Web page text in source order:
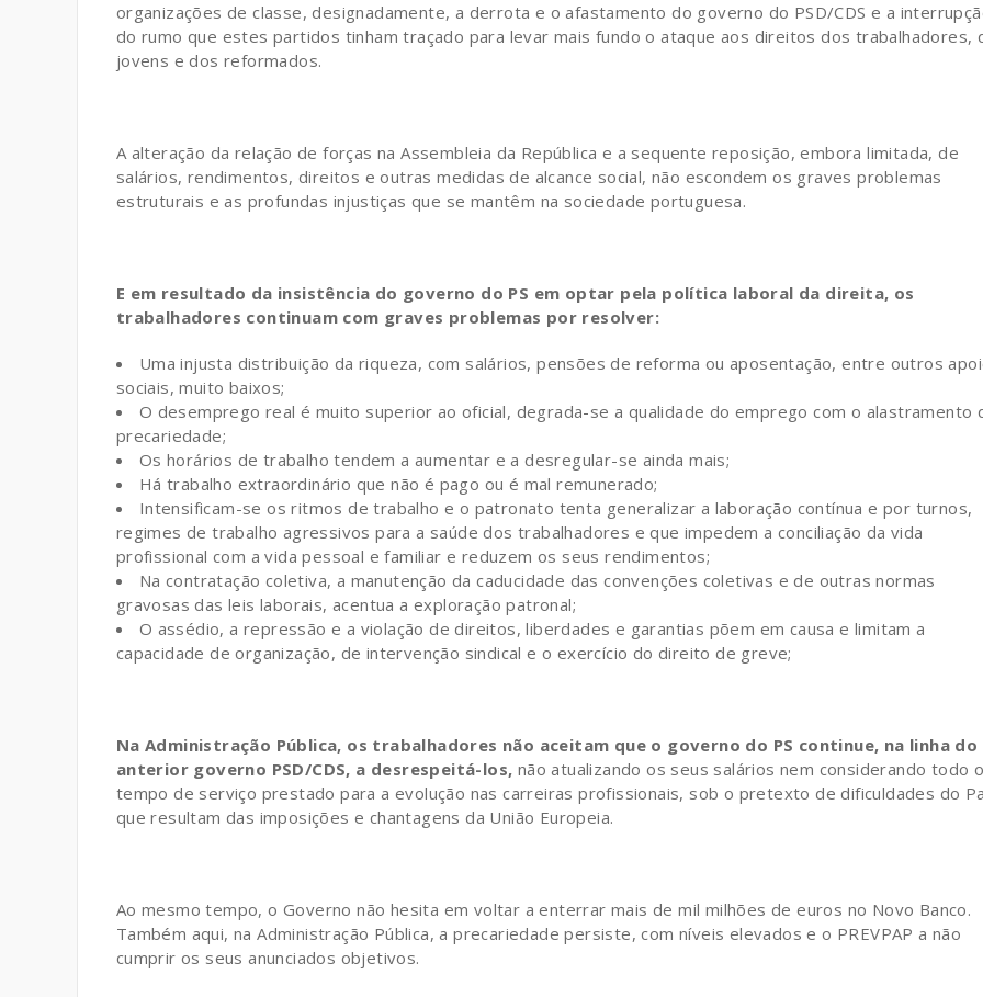
organizações de classe, designadamente, a derrota e o afastamento do governo do PSD/CDS e a
do rumo que estes partidos tinham traçado para levar mais fundo o ataque aos direitos dos trabalhadores,
jovens e dos reformados.
A alteração da relação de forças na Assembleia da República e a sequente reposição, embora limitada, de
salários, rendimentos, direitos e outras medidas de alcance social, não escondem os graves problemas
estruturais e as profundas injustiças que se mantêm na sociedade portuguesa.
E em resultado da insistência do governo do PS em optar pela política laboral da direita, os
trabalhadores continuam com graves problemas por resolver:
Uma injusta distribuição da riqueza, com salários, pensões de reforma ou aposentação, entre outros
sociais, muito baixos;
O desemprego real é muito superior ao oficial, degrada-se a qualidade do emprego com o alastramento
precariedade;
Os horários de trabalho tendem a aumentar e a desregular-se ainda mais;
Há trabalho extraordinário que não é pago ou é mal remunerado;
Intensificam-se os ritmos de trabalho e o patronato tenta generalizar a laboração contínua e por turnos,
regimes de trabalho agressivos para a saúde dos trabalhadores e que impedem a conciliação da vida
profissional com a vida pessoal e familiar e reduzem os seus rendimentos;
Na contratação coletiva, a manutenção da caducidade das convenções coletivas e de outras normas
gravosas das leis laborais, acentua a exploração patronal;
O assédio, a repressão e a violação de direitos, liberdades e garantias põem em causa e limitam a
capacidade de organização, de intervenção sindical e o exercício do direito de greve;
Na Administração Pública, os trabalhadores não aceitam que o governo do PS continue, na linha do
anterior governo PSD/CDS, a desrespeitá-los, não atualizando os seus salários nem considerando todo o
tempo de serviço prestado para a evolução nas carreiras profissionais, sob o pretexto de dificuldades do
que resultam das imposições e chantagens da União Europeia.
Ao mesmo tempo, o Governo não hesita em voltar a enterrar mais de mil milhões de euros no Novo Banco.
Também aqui, na Administração Pública, a precariedade persiste, com níveis elevados e o PREVPAP a não
cumprir os seus anunciados objetivos.